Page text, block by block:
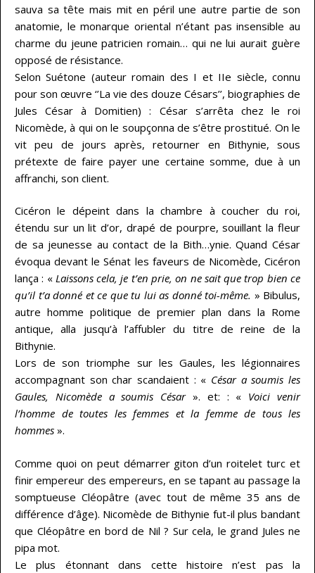
sauva sa tête mais mit en péril une autre partie de son
anatomie, le monarque oriental n’étant pas insensible au
charme du jeune patricien romain… qui ne lui aurait guère
opposé de résistance.
Selon Suétone (auteur romain des I et IIe siècle, connu
pour son œuvre ‘’La vie des douze Césars’’, biographies de
Jules César à Domitien) : César s’arrêta chez le roi
Nicomède, à qui on le soupçonna de s’être prostitué. On le
vit peu de jours après, retourner en Bithynie, sous
prétexte de faire payer une certaine somme, due à un
affranchi, son client.
Cicéron le dépeint dans la chambre à coucher du roi,
étendu sur un lit d’or, drapé de pourpre, souillant la fleur
de sa jeunesse au contact de la Bith…ynie. Quand César
évoqua devant le Sénat les faveurs de Nicomède, Cicéron
lança : « Laissons cela, je t’en prie, on ne sait que trop bien ce
qu’il t’a donné et ce que tu lui as donné toi-même. » Bibulus,
autre homme politique de premier plan dans la Rome
antique, alla jusqu’à l’affubler du titre de reine de la
Bithynie.
Lors de son triomphe sur les Gaules, les légionnaires
accompagnant son char scandaient : « César a soumis les
Gaules, Nicomède a soumis César». et: : « Voici venir
l’homme de toutes les femmes et la femme de tous les
hommes ».
Comme quoi on peut démarrer giton d’un roitelet turc et
finir empereur des empereurs, en se tapant au passage la
somptueuse Cléopâtre (avec tout de même 35 ans de
différence d’âge). Nicomède de Bithynie fut-il plus bandant
que Cléopâtre en bord de Nil ? Sur cela, le grand Jules ne
pipa mot.
Le plus étonnant dans cette histoire n’est pas la